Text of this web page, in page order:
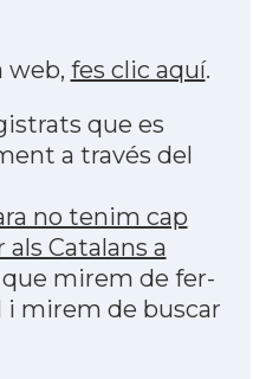
web, fes clic aquí.
que es
a través del
no tenim cap
Catalans a
que mirem de fer-
i mirem de buscar